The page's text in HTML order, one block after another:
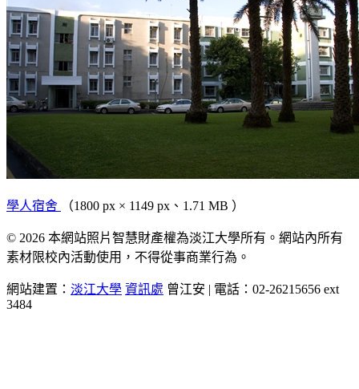
學人宿舍 （1800 px × 1149 px、1.71 MB ）
© 2026 本網站照片智慧財產權為淡江大學所有。網站內所有
素材限校內活動使用，不得從事商業行為。
網站建置： 淡江大學 資訊處 曾江安 | 電話：02-26215656 ext
3484